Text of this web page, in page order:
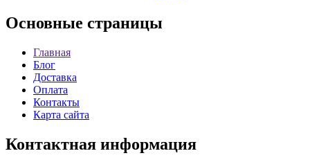
Основные страницы
Главная
Блог
Доставка
Оплата
Контакты
Карта сайта
Контактная информация